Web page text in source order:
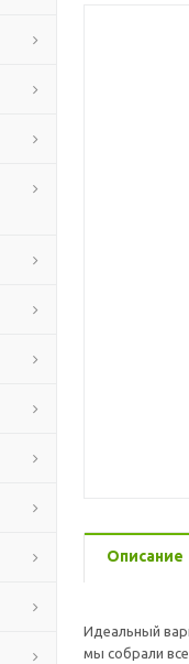
Описание
Идеальный
мы собрали